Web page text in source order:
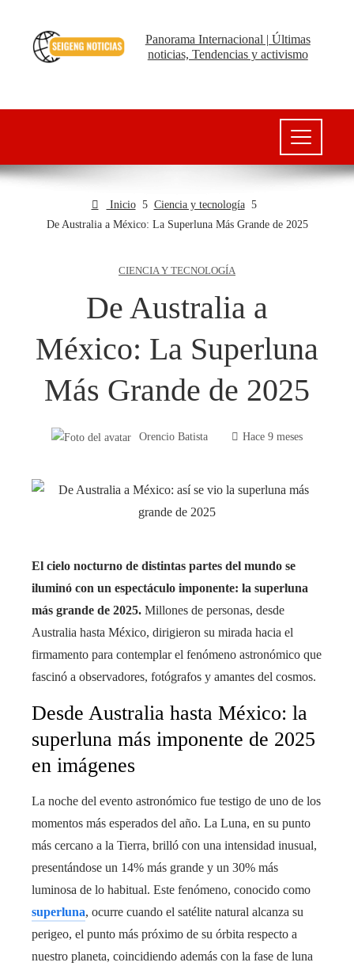
Panorama Internacional | Últimas
noticias, Tendencias y activismo
Inicio
Ciencia y tecnología
De Australia a México: La Superluna Más Grande de 2025
CIENCIA Y TECNOLOGÍA
De Australia a
México: La Superluna
Más Grande de 2025
Orencio Batista Hace 9 meses
El cielo nocturno de distintas partes del mundo se
iluminó con un espectáculo imponente: la superluna
más grande de 2025. Millones de personas, desde
Australia hasta México, dirigieron su mirada hacia el
firmamento para contemplar el fenómeno astronómico que
fascinó a observadores, fotógrafos y amantes del cosmos.
Desde Australia hasta México: la
superluna más imponente de 2025
en imágenes
La noche del evento astronómico fue testigo de uno de los
momentos más esperados del año. La Luna, en su punto
más cercano a la Tierra, brilló con una intensidad inusual,
presentándose un 14% más grande y un 30% más
luminosa de lo habitual. Este fenómeno, conocido como
superluna, ocurre cuando el satélite natural alcanza su
perigeo, el punto más próximo de su órbita respecto a
nuestro planeta, coincidiendo además con la fase de luna